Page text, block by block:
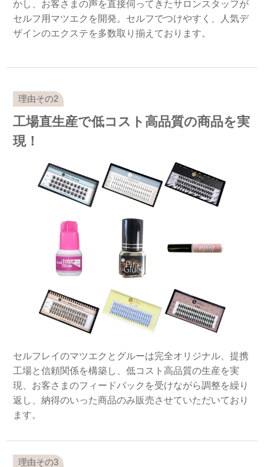
かし、お客さまの声を直接伺ってきたサロンスタッフが
セルフ用マツエクを開発。セルフでつけやすく、人気デ
ザインのエクステを多数取り揃えております。
工場直生産で低コスト高品質の商品を実
現！
セルフレイのマツエクとグルーは完全オリジナル、提携
工場と信頼関係を構築し、低コスト高品質の生産を実
現、お客さまのフィードバックを受けながら調整を繰り
返し、納得のいった商品のみ販売させていただいており
ます。